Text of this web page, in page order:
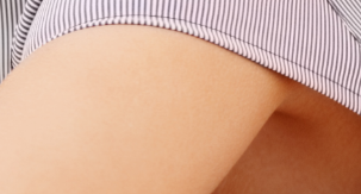
Account
aanmaken
Account
aanmaken